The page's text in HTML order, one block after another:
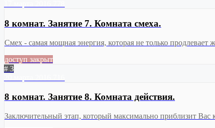
8 комнат. Занятие 7. Комната смеха.
Смех - самая мощная энергия, которая не только
доступ закрыт
# 3
8 комнат. Занятие 8. Комната действия.
Заключительный этап, который максимально приблизит Вас